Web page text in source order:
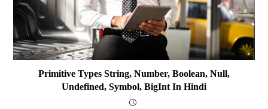
Primitive Types String, Number, Boolean, Null,
Undefined, Symbol, BigInt In Hindi